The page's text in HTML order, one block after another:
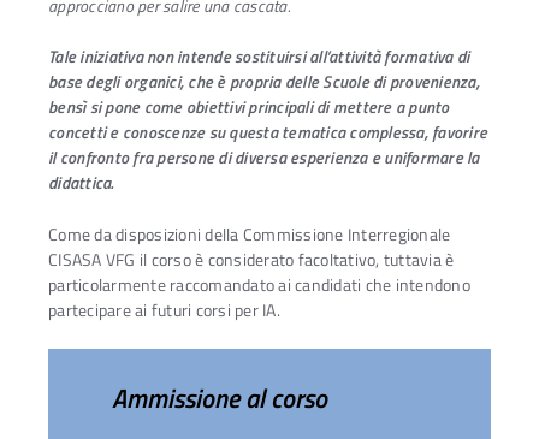
approcciano per salire una cascata.
Tale iniziativa non intende sostituirsi all’attività formativa di
base degli organici, che è propria delle Scuole di provenienza,
bensì si pone come obiettivi principali di mettere a punto
concetti e conoscenze su questa tematica complessa, favorire
il confronto fra persone di diversa esperienza e uniformare la
didattica.
Come da disposizioni della Commissione Interregionale
CISASA VFG il corso è considerato facoltativo, tuttavia è
particolarmente raccomandato ai candidati che intendono
partecipare ai futuri corsi per IA.
Ammissione al corso